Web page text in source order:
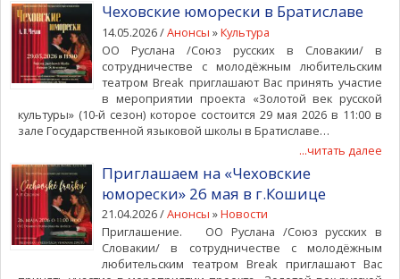
Чеховские юморески в Братиславе
14.05.2026 /Анонсы »Культура
ОО Руслана /Союз русских в Словакии/ в
сотрудничестве с молодёжным любительским
театром Break приглашают Вас принять участие
в мероприятии проекта «Золотой век русской
культуры» (10-й сезон) которое состоится 29 мая 2026 в 11:00 в
зале Государственной языковой школы в Братиславе…
...читать далее
Приглашаем на «Чеховские
юморески» 26 мая в г.Кошице
21.04.2026 /Анонсы »Новости
Приглашение. ОО Руслана /Союз русских в
Словакии/ в сотрудничестве с молодёжным
любительским театром Break приглашают Вас